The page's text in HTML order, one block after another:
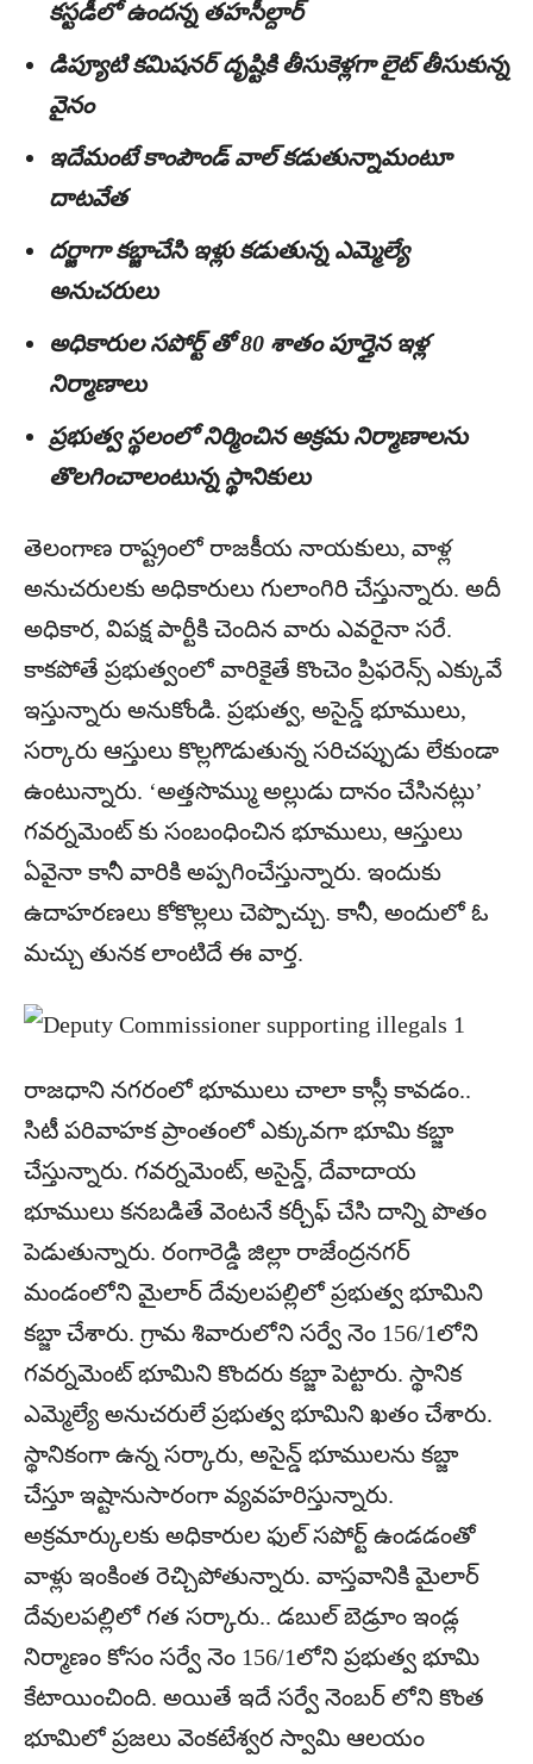
కస్ట‌డీలో ఉంద‌న్న త‌హ‌సీల్దార్‌
డిప్యూటి క‌మిష‌న‌ర్ దృష్టికి తీసుకెళ్లగా లైట్ తీసుకున్న
వైనం
ఇదేమంటే కాంపౌండ్ వాల్ కడుతున్నామంటూ
దాటవేత
దర్జాగా కబ్జాచేసి ఇళ్లు కడుతున్న ఎమ్మెల్యే
అనుచరులు
అధికారుల సపోర్ట్ తో 80 శాతం పూర్తైన ఇళ్ల
నిర్మాణాలు
ప్రభుత్వ స్థలంలో నిర్మించిన అక్రమ నిర్మాణాలను
తొలగించాలంటున్న స్థానికులు
తెలంగాణ రాష్ట్రంలో రాజకీయ నాయకులు, వాళ్ల
అనుచరులకు అధికారులు గులాంగిరి చేస్తున్నారు. అదీ
అధికార, విపక్ష పార్టీకి చెందిన వారు ఎవరైనా సరే.
కాకపోతే ప్రభుత్వంలో వారికైతే కొంచెం ప్రిఫరెన్స్ ఎక్కువే
ఇస్తున్నారు అనుకోండి. ప్రభుత్వ, అసైన్డ్ భూములు,
సర్కారు ఆస్తులు కొల్లగొడుతున్న సరిచప్పుడు లేకుండా
ఉంటున్నారు. ‘అత్తసొమ్ము అల్లుడు దానం చేసినట్లు’
గవర్నమెంట్ కు సంబంధించిన భూములు, ఆస్తులు
ఏవైనా కానీ వారికి అప్పగించేస్తున్నారు. ఇందుకు
ఉదాహరణలు కోకొల్లలు చెప్పొచ్చు. కానీ, అందులో ఓ
మచ్చు తునక లాంటిదే ఈ వార్త.
రాజధాని నగరంలో భూములు చాలా కాస్లీ కావడం..
సిటీ పరివాహక ప్రాంతంలో ఎక్కువగా భూమి కబ్జా
చేస్తున్నారు. గవర్నమెంట్, అసైన్డ్, దేవాదాయ
భూములు కనబడితే వెంటనే కర్చీఫ్ చేసి దాన్ని పొతం
పెడుతున్నారు. రంగారెడ్డి జిల్లా రాజేంద్రనగర్
మండంలోని మైలార్ దేవులపల్లిలో ప్రభుత్వ భూమిని
కబ్జా చేశారు. గ్రామ శివారులోని సర్వే నెం 156/1లోని
గవర్నమెంట్ భూమిని కొందరు కబ్జా పెట్టారు. స్థానిక
ఎమ్మెల్యే అనుచ‌రులే ప్రభుత్వ భూమిని ఖతం చేశారు.
స్థానికంగా ఉన్న సర్కారు, అసైన్డ్ భూములను కబ్జా
చేస్తూ ఇష్టానుసారంగా వ్యవహరిస్తున్నారు.
అక్రమార్కులకు అధికారుల ఫుల్ సపోర్ట్ ఉండడంతో
వాళ్లు ఇంకింత రెచ్చిపోతున్నారు. వాస్తవానికి మైలార్
దేవులపల్లిలో గత సర్కారు.. డబుల్ బెడ్రూం ఇండ్ల
నిర్మాణం కోసం సర్వే నెం 156/1లోని ప్రభుత్వ భూమి
కేటాయించింది. అయితే ఇదే సర్వే నెంబర్ లోని కొంత
భూమిలో ప్రజలు వెంకటేశ్వర స్వామి ఆలయం